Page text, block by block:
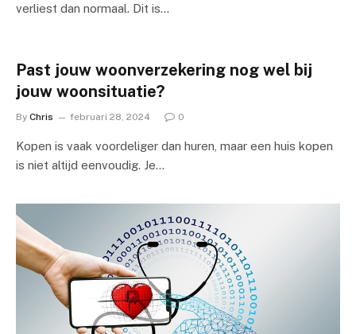
verliest dan normaal. Dit is…
Past jouw woonverzekering nog wel bij
jouw woonsituatie?
By Chris februari 28, 2024 0
Kopen is vaak voordeliger dan huren, maar een huis kopen
is niet altijd eenvoudig. Je…